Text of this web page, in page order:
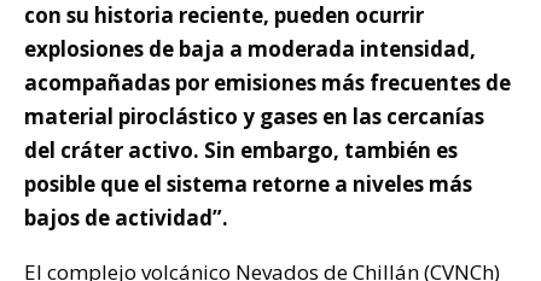
con su historia reciente, pueden ocurrir
explosiones de baja a moderada intensidad,
acompañadas por emisiones más frecuentes de
material piroclástico y gases en las cercanías
del cráter activo. Sin embargo, también es
posible que el sistema retorne a niveles más
bajos de actividad”.
El complejo volcánico Nevados de Chillán (CVNCh)